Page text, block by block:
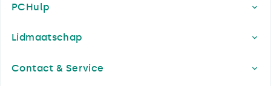
PCHulp
Lidmaatschap
Contact & Service